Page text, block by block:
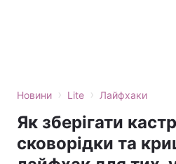
Новини › Lite › Лайфхаки
Як зберігати
сковорідки та